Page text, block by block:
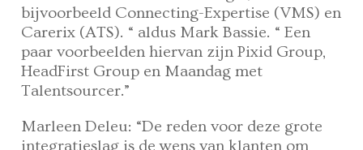
bijvoorbeeld Connecting-Expertise (VMS) en
Carerix (ATS). “ aldus Mark Bassie. “ Een
paar voorbeelden hiervan zijn Pixid Group,
HeadFirst Group en Maandag met
Talentsourcer.”
Marleen Deleu: “De reden voor deze grote
integratieslag is de wens van klanten om